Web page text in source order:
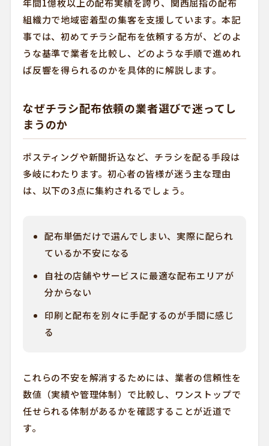
年間1億枚以上の配布実績を誇り、関西屈指の配布
組織力で地域密着型の集客を支援しています。本記
事では、初めてチラシ配布を依頼する方が、どのよ
うな基準で業者を比較し、どのような手順で進めれ
ば反響を得られるのかを具体的に解説します。
なぜチラシ配布依頼の業者選びで迷ってし
まうのか
ポスティングや新聞折込など、チラシを配る手段は
多岐にわたります。初心者の皆様が迷う主な理由
は、以下の3点に集約されるでしょう。
配布単価だけで選んでしまい、実際に配られ
ているか不安になる
自社の店舗やサービスに最適な配布エリアが
分からない
印刷と配布を別々に手配するのが手間に感じ
る
これらの不安を解消するためには、業者の信頼性を
数値（実績や管理体制）で比較し、ワンストップで
任せられる体制があるかを確認することが近道で
す。